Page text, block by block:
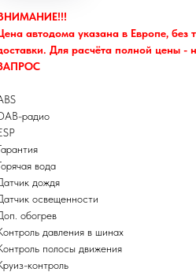
автодома указана в Европе, без
Для расчёта полной цены -
радио
вода
дождя
освещенности
обогрев
давления в шинах
полосы движения
контроль